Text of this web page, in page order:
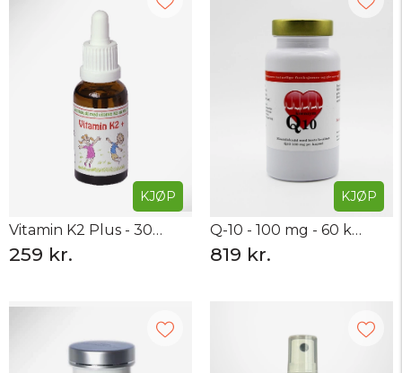
Vitamin K2 Plus - 30 ml
259 kr.
KJØP
Q-10 - 100 mg - 60 kapsler
819 kr.
KJØP